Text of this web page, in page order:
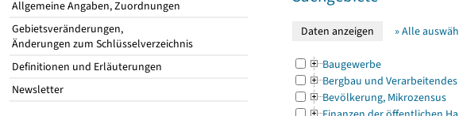
Allgemeine Angaben, Zuordnungen
Gebietsveränderungen,
Änderungen zum Schlüsselverzeichnis
Definitionen und Erläuterungen
Newsletter
» Alle
Baugewerbe
Bergbau und
Bevölkerung, Mikrozensus